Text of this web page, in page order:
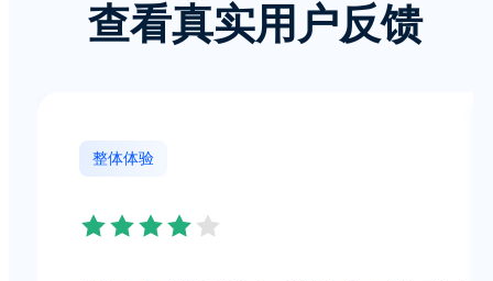
查看真实用户反馈
整体体验